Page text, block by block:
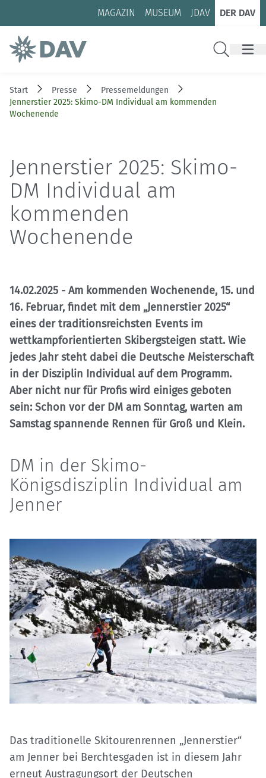
Zum Inhalt
Zur Footer-Navigation
MAGAZIN MUSEUM JDAV DER DAV
Start Presse
Pressemeldungen
Jennerstier 2025: Skimo-DM Individual am kommenden
Wochenende
Jennerstier 2025: Skimo-
DM Individual am
kommenden
Wochenende
14.02.2025 - Am kommenden Wochenende, 15. und
16. Februar, findet mit dem „Jennerstier 2025“
eines der traditionsreichsten Events im
wettkampforientierten Skibergsteigen statt. Wie
jedes Jahr steht dabei die Deutsche Meisterschaft
in der Disziplin Individual auf dem Programm.
Aber nicht nur für Profis wird einiges geboten
sein: Schon vor der DM am Sonntag, warten am
Samstag spannende Rennen für Groß und Klein.
DM in der Skimo-
Königsdisziplin Individual am
Jenner
Das traditionelle Skitourenrennen „Jennerstier“
am Jenner bei Berchtesgaden ist in diesem Jahr
erneut Austragungsort der Deutschen